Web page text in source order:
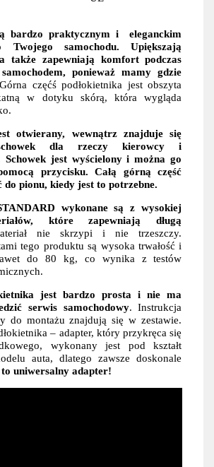
bardzo praktycznym i eleganckim
Twojego samochodu. Upiększają
także zapewniają komfort podczas
ponieważ mamy gdzie
Górna częćś podłokietnika jest obszyta
w dotyku skórą, która wygląda
otwierany, wewnątrz znajduje się
dla rzeczy kierowcy i
Schowek jest wyścielony i można go
przycisku. Całą górną część
do pionu, kiedy jest to potrzebne.
wykonane są z wysokiej
które zapewniają długą
nie skrzypi i nie trzeszczy.
tego produktu są wysoka trwałość i
do 80 kg, co wynika z testów
jest bardzo prosta i nie ma
serwis samochodowy. Instrukcja
do montażu znajdują się w zestawie.
– adapter, który przykręca się
wykonany jest pod kształt
auta, dlatego zawsze doskonale
uniwersalny adapter!